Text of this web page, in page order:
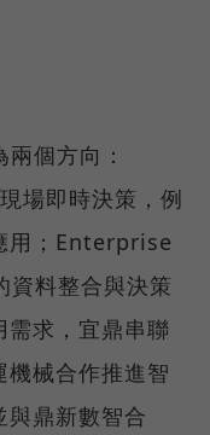
個方向：
場即時決策，例
用；Enterprise
資料整合與決策
需求，宜鼎串聯
機械合作推進智
鼎新數智合